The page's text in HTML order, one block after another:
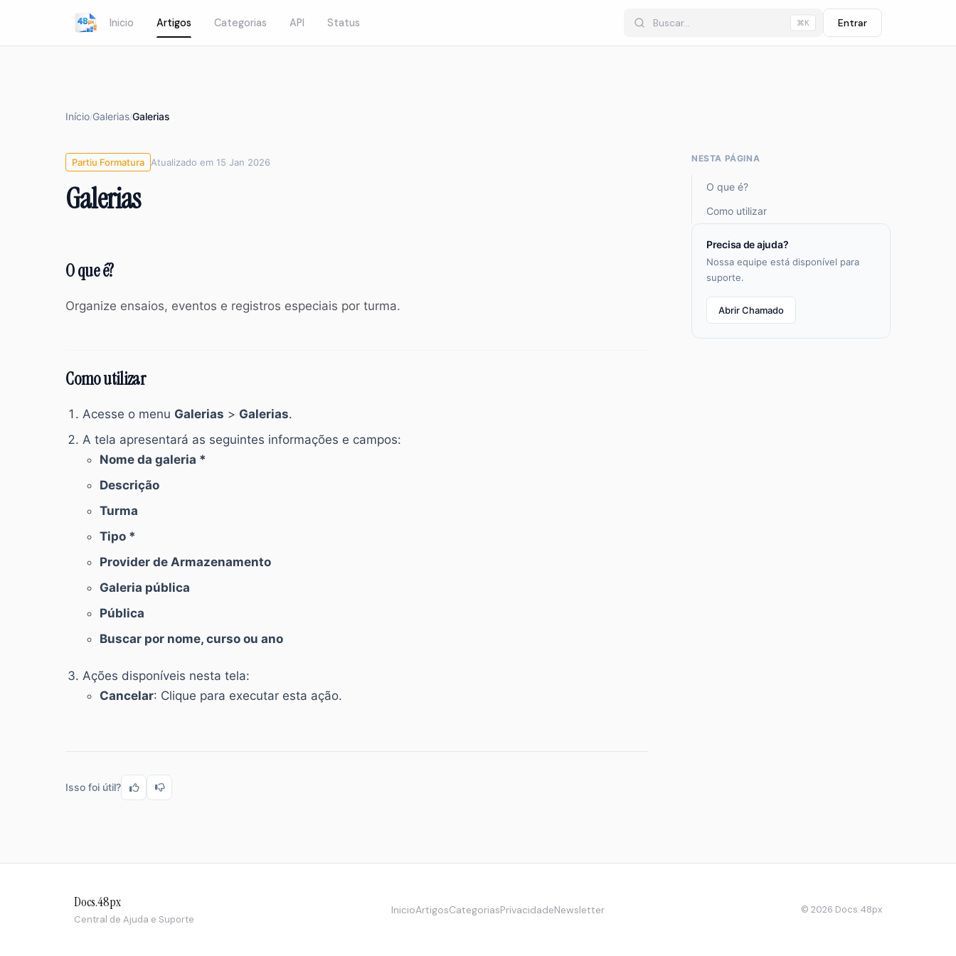
Inicio Artigos Categorias API Status ⌘K Entrar
Início/Galerias/Galerias
Partiu Formatura Atualizado em 15 Jan 2026
Galerias
O que é?
Organize ensaios, eventos e registros especiais por turma.
Como utilizar
Acesse o menu Galerias > Galerias.
A tela apresentará as seguintes informações e campos:
Nome da galeria *
Descrição
Turma
Tipo *
Provider de Armazenamento
Galeria pública
Pública
Buscar por nome, curso ou ano
Ações disponíveis nesta tela:
Cancelar: Clique para executar esta ação.
Isso foi útil?
NESTA PÁGINA
O que é?
Como utilizar
Precisa de ajuda?
Nossa equipe está disponível para
suporte.
Abrir Chamado
Docs.48px
Central de Ajuda e Suporte
InicioArtigosCategoriasPrivacidadeNewsletter © 2026 Docs.48px